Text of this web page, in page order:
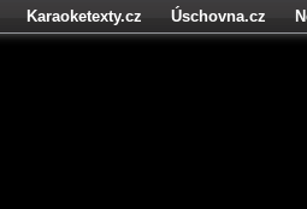
Karaoketexty.cz Úschovna.cz